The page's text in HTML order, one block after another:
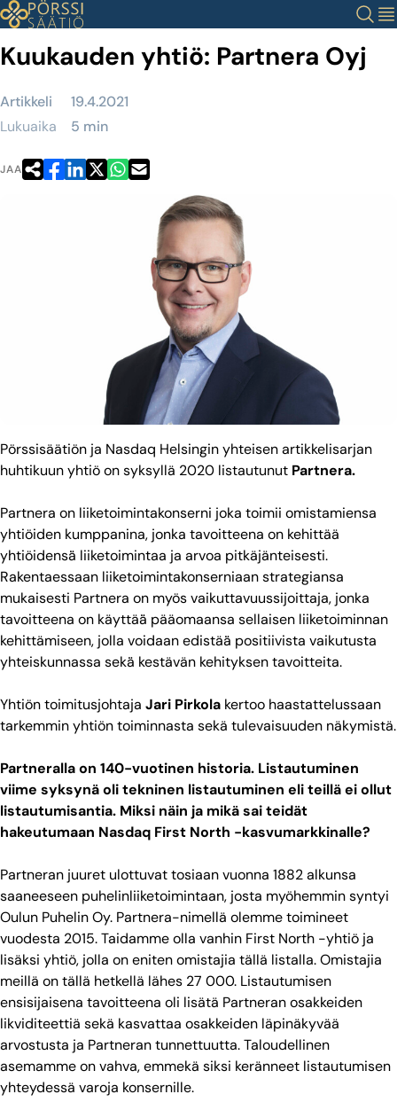
Siirry
sisältöön
Haku
Kuukauden yhtiö: Partnera Oyj
Artikkeli
19.4.2021
Lukuaika
5 min
JAA
Pörssisäätiön ja Nasdaq Helsingin yhteisen artikkelisarjan
huhtikuun yhtiö onsyksyllä 2020 listautunut Partnera.
Partnera on liiketoimintakonserni joka toimii omistamiensa
yhtiöiden kumppanina, jonka tavoitteena on kehittää
yhtiöidensä̈ liiketoimintaa ja arvoa pitkäjänteisesti.
Rakentaessaan liiketoimintakonserniaan strategiansa
mukaisesti Partnera on myös vaikuttavuussijoittaja, jonka
tavoitteena on käyttää̈ pääomaansa sellaisen liiketoiminnan
kehittämiseen, jolla voidaan edistää̈ positiivista vaikutusta
yhteiskunnassa sekä̈ kestävän kehityksen tavoitteita.
Yhtiön toimitusjohtaja Jari Pirkola kertoo haastattelussaan
tarkemmin yhtiön toiminnasta sekä tulevaisuuden näkymistä.
Partneralla on 140-vuotinen historia. Listautuminen
viime syksynä oli tekninen listautuminen eli teillä ei ollut
listautumisantia. Miksi näin ja mikä sai teidät
hakeutumaan Nasdaq First North -kasvumarkkinalle?
Partneran juuret ulottuvat tosiaan vuonna 1882 alkunsa
saaneeseen puhelinliiketoimintaan, josta myöhemmin syntyi
Oulun Puhelin Oy. Partnera-nimellä olemme toimineet
vuodesta 2015. Taidamme olla vanhin First North -yhtiö ja
lisäksi yhtiö, jolla on eniten omistajia tällä listalla. Omistajia
meillä on tällä hetkellä lähes 27 000. Listautumisen
ensisijaisena tavoitteena oli lisätä Partneran osakkeiden
likviditeettiä sekä kasvattaa osakkeiden läpinäkyvää
arvostusta ja Partneran tunnettuutta. Taloudellinen
asemamme on vahva, emmekä siksi keränneet listautumisen
yhteydessä varoja konsernille.